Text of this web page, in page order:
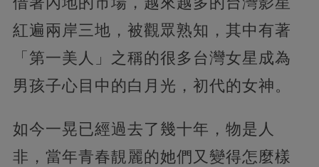
紅遍兩岸三地，被觀眾熟知，其中有著
「第一美人」之稱的很多台灣女星成為
男孩子心目中的白月光，初代的女神。
如今一晃已經過去了幾十年，物是人
非，當年青春靚麗的她們又變得怎麼樣